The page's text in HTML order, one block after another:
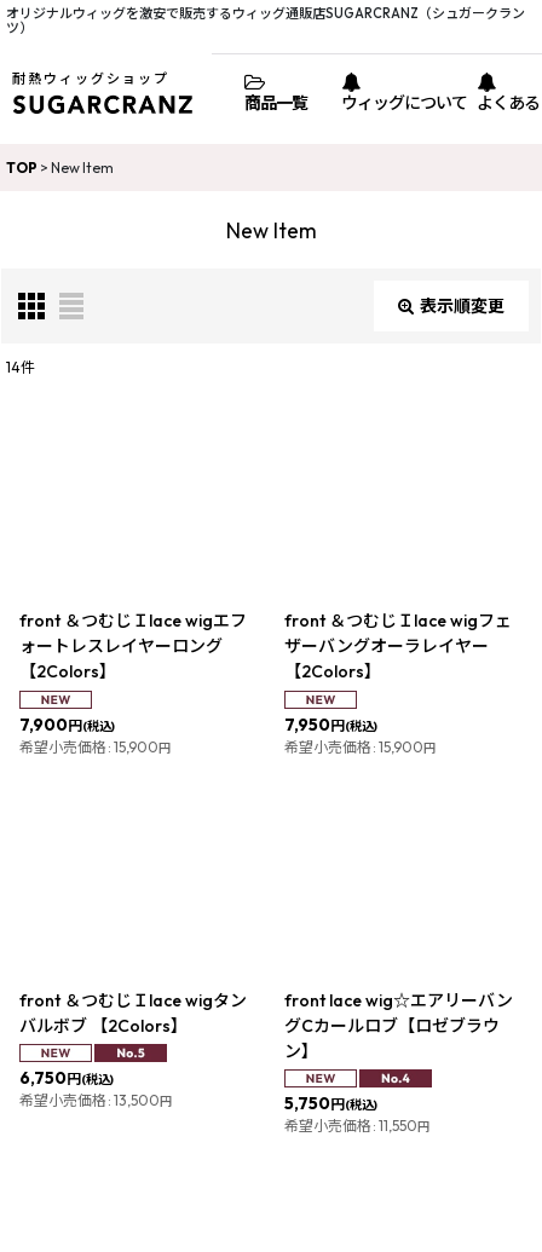
オリジナルウィッグを激安で販売するウィッグ通販店SUGARCRANZ（シュガークラン
ツ）
耐熱ウィッグショップ
商品一覧 ウィッグについて よくあ
TOP > New Item
New Item
表示順変更
14件
front ＆つむじＩlace wigエフ
ォートレスレイヤーロング
【2Colors】
7,900円(税込)
希望小売価格 : 15,900円
front ＆つむじＩlace wigフェ
ザーバングオーラレイヤー
【2Colors】
7,950円(税込)
希望小売価格 : 15,900円
front ＆つむじＩlace wigタン
バルボブ 【2Colors】
6,750円(税込)
希望小売価格 : 13,500 円
front lace wig☆エアリーバン
グCカールロブ【ロゼブラウ
ン】
5,750円(税込)
希望小売価格 : 11,550 円